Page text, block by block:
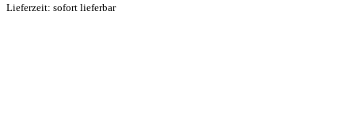
Lieferzeit: sofort lieferbar